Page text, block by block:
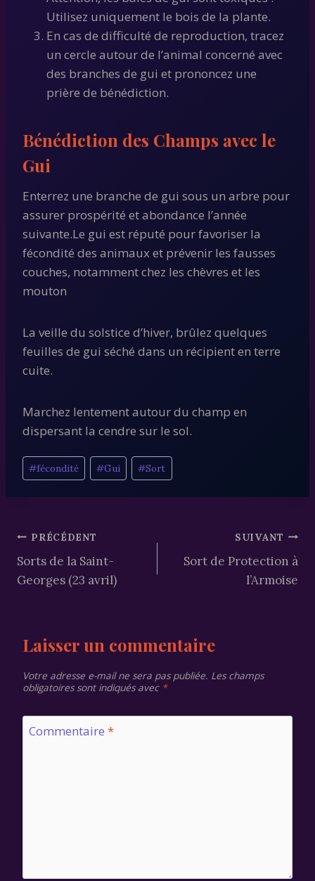
Utilisez uniquement le bois de la plante.
En cas de difficulté de reproduction, tracez
un cercle autour de l’animal concerné avec
des branches de gui et prononcez une
prière de bénédiction.
Bénédiction des Champs avec le
Gui
Enterrez une branche de gui sous un arbre pour
assurer prospérité et abondance l’année
suivante.Le gui est réputé pour favoriser la
fécondité des animaux et prévenir les fausses
couches, notamment chez les chèvres et les
mouton
La veille du solstice d’hiver, brûlez quelques
feuilles de gui séché dans un récipient en terre
cuite.
Marchez lentement autour du champ en
dispersant la cendre sur le sol.
Étiquettes
de
la
#fécondité #Gui #Sort
Navigation
de
PRÉCÉDENT
Sorts de la Saint-
Georges (23 avril)
SUIVANT
Sort de Protection à
l’Armoise
Laisser un commentaire
Votre adresse e-mail ne sera pas publiée. Les champs
obligatoires sont indiqués avec *
Commentaire *